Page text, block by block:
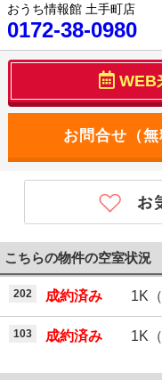
おうち情報館 土手町店
0172-38-0980
WEB
こちらの物件の空室状況
202 成約済み 1K（
103 成約済み 1K（